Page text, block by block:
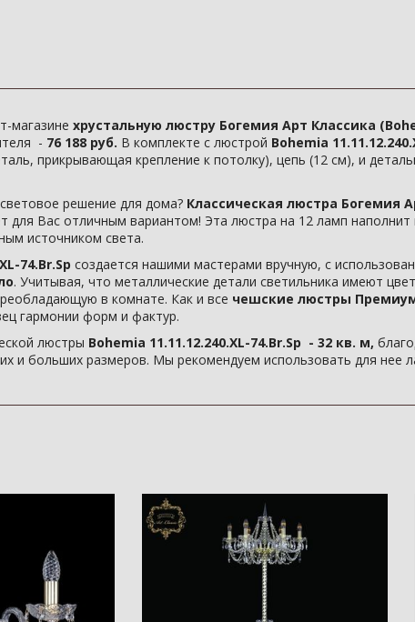
магазине хрустальную люстру Богемия Арт Классика
- 76 188 руб. В комплекте с люстрой Bohemia
прикрывающая крепление к потолку), цепь (12 см), и
решение для дома? Классическая люстра Богемия
для Вас отличным вариантом! Эта люстра на 12 ламп
источником света.
74.Br.Sp создается нашими мастерами вручную, с
. Учитывая, что металлические детали светильника имеют цвет
в комнате. Как и все чешские люстры
гармонии форм и фактур.
люстры Bohemia 11.11.12.240.XL-74.Br.Sp - 32 кв. м,
и больших размеров. Мы рекомендуем использовать для нее